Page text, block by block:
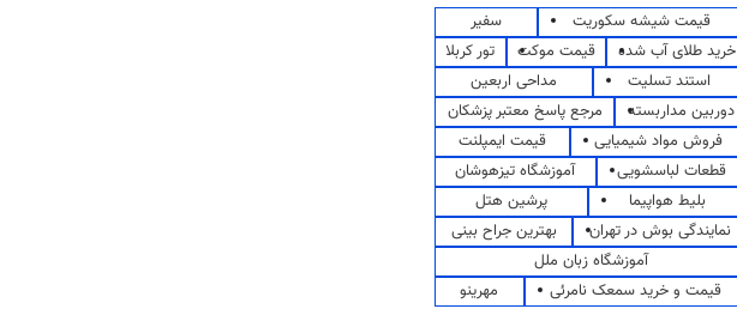
قیمت شیشه سکوریت
سفیر
خرید طلای آب شده
قیمت موکت
تور کربلا
استند تسلیت
مداحی اربعین
دوربین مداربسته
مرجع پاسخ معتبر پزشکان
فروش مواد شیمیایی
قیمت ایمپلنت
قطعات لباسشویی
آموزشگاه تیزهوشان
بلیط هواپیما
پرشین هتل
نمایندگی بوش در تهران
بهترین جراح بینی
آموزشگاه زبان ملل
قیمت و خرید سمعک نامرئی
مهرینو